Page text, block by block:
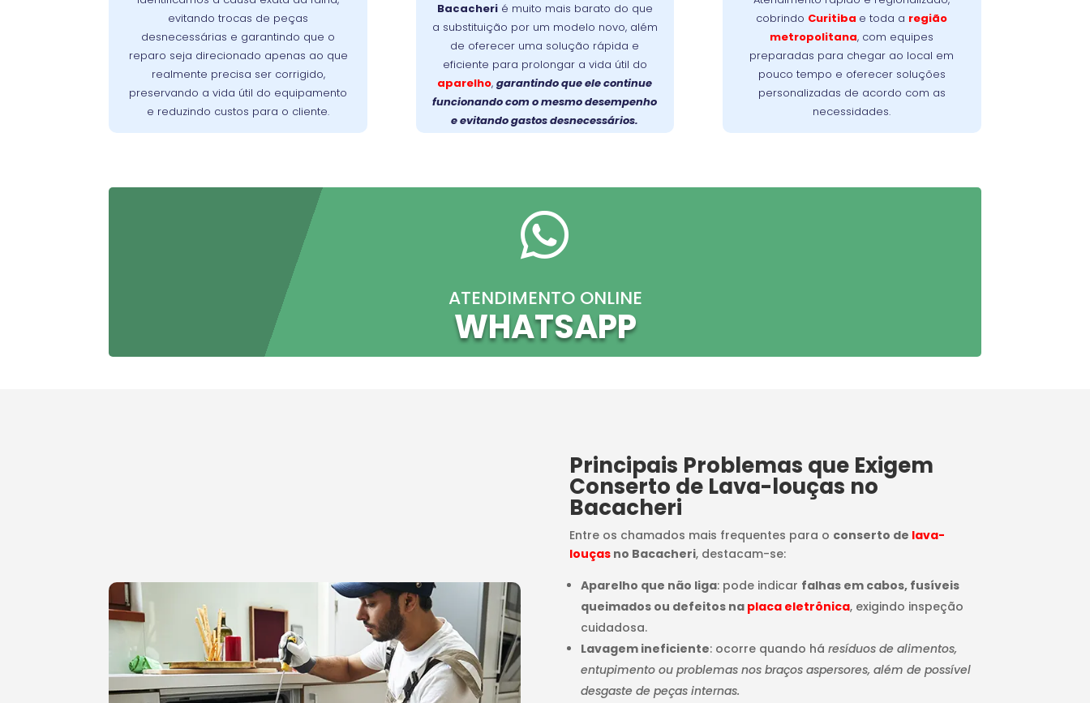
evitando trocas de peças
desnecessárias e garantindo que o
reparo seja direcionado apenas ao que
realmente precisa ser corrigido,
preservando a vida útil do equipamento
e reduzindo custos para o cliente.
identificar com exatidão a origem dos
problemas.
Assim, evitamos reparos
desnecessários, preservamos a vida útil
do aparelho e asseguramos que o cliente
pague apenas pelo que realmente
precisa ser corrigido.
Bacacherié muito mais barato do que
a substituição por um modelo novo, além
de oferecer uma solução rápida e
eficiente para prolongar a vida útil do
aparelho,garantindo que ele continue
funcionando com o mesmo desempenho
e evitando gastos desnecessários.
evita trocas caras e devolve a eficiência
original ao seu aparelho.
Faça a
escolha inteligente:
prolongue a vida
útil da sua lava-louças com um reparo
profissional e de qualidade!
cobrindo Curitiba e toda a região
metropolitana, com equipes
preparadas para chegar ao local em
pouco tempo e oferecer soluções
personalizadas de acordo com as
necessidades.
planejado para solucionar o problema
no menor tempo possível, minimizando a
interrupção da sua rotina.
Nossa meta é
oferecer conforto, confiança e resultados
imediatos, do primeiro contato à
conclusão do serviço.

ATENDIMENTO ONLINE
WHATSAPP
Principais Problemas que Exigem
Conserto de Lava-louças no
Bacacheri
Entre os chamados mais frequentes para o conserto de lava-
louçasno Bacacheri, destacam-se:
Aparelho que não liga: pode indicar falhas em cabos, fusíveis
queimados ou defeitos na placa eletrônica, exigindo inspeção
cuidadosa.
Lavagem ineficiente: ocorre quando há resíduos de alimentos,
entupimento ou problemas nos braços aspersores, além de possível
desgaste de peças internas.